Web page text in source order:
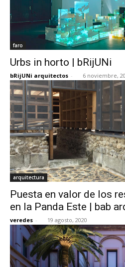
faro
Urbs in horto | bRijUNi
bRijUNi arquitectos - 6 noviembre,
arquitectura
Puesta en valor de los
en la Panda Este | bab
veredes - 19 agosto, 2020